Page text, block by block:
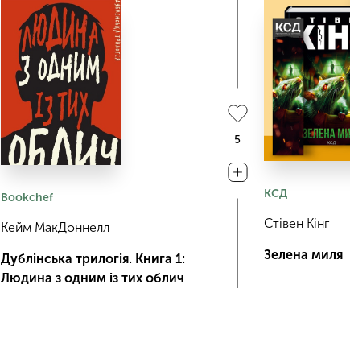
Bookchef
Кейм МакДоннелл
Дублінська трилогія. Книга 1:
Людина з одним із тих облич
КСД
Стівен Кінг
Зелена миля
5